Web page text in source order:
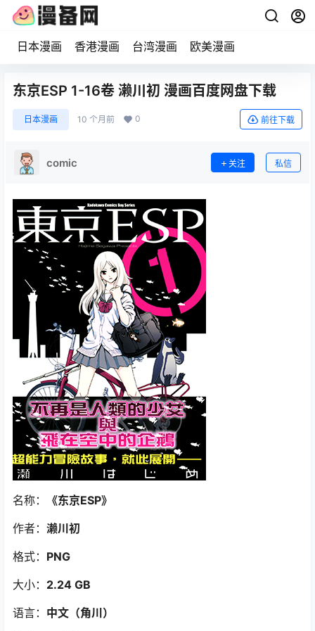
日本漫画 香港漫画 台湾漫画 欧美漫画
东京ESP 1-16卷 濑川初 漫画百度网盘下载
日本漫画 10 个月前 0 前往下载
comic 关注 私信
名称： 《东京ESP》
作者： 濑川初
格式： PNG
大小： 2.24 GB
语言： 中文（角川）